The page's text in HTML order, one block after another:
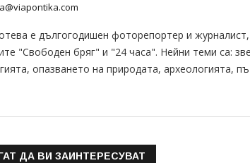
е дългогодишен фоторепортер и
"Свободен бряг" и "24 часа". Нейни теми са:
опазването на природата, археологията,
ДА ВИ ЗАИНТЕРЕСУВАТ